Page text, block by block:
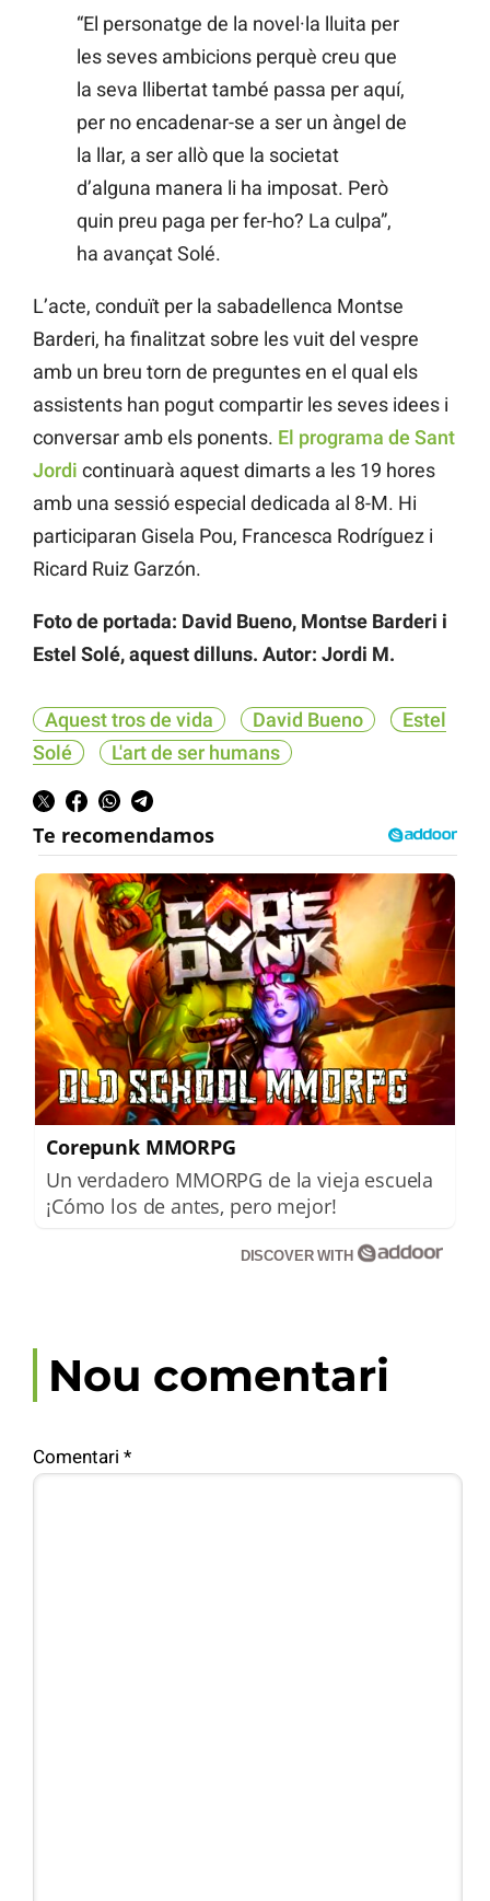
“El personatge de la novel·la lluita per
les seves ambicions perquè creu que
la seva llibertat també passa per aquí,
per no encadenar-se a ser un àngel de
la llar, a ser allò que la societat
d’alguna manera li ha imposat. Però
quin preu paga per fer-ho? La culpa”,
ha avançat Solé.
L’acte, conduït per la sabadellenca Montse
Barderi, ha finalitzat sobre les vuit del vespre
amb un breu torn de preguntes en el qual els
assistents han pogut compartir les seves idees i
conversar amb els ponents. El programa de Sant
Jordi continuarà aquest dimarts a les 19 hores
amb una sessió especial dedicada al 8-M. Hi
participaran Gisela Pou, Francesca Rodríguez i
Ricard Ruiz Garzón.
Foto de portada: David Bueno, Montse Barderi i
Estel Solé, aquest dilluns. Autor: Jordi M.
Aquest tros de vida David Bueno
Estel
Solé
L'art de ser humans
Corepunk MMORPG
Un verdadero MMORPG de la vieja escuela
¡Cómo los de antes, pero mejor!
DISCOVER WITH
Nou comentari
Comentari *